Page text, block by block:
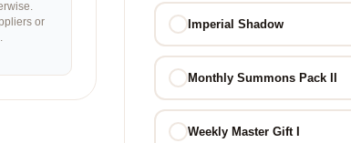
or
Imperial Shadow
Monthly Summons Pack II
Weekly Master Gift I